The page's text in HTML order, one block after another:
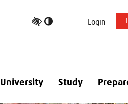
Login
University Study